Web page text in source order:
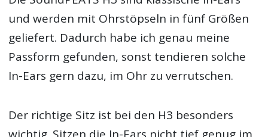
und werden mit Ohrstöpseln in fünf Größen
geliefert. Dadurch habe ich genau meine
Passform gefunden, sonst tendieren solche
In-Ears gern dazu, im Ohr zu verrutschen.
Der richtige Sitz ist bei den H3 besonders